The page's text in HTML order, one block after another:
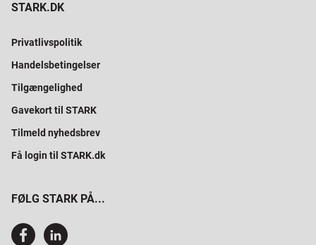
STARK.DK
Privatlivspolitik
Handelsbetingelser
Tilgængelighed
Gavekort til STARK
Tilmeld nyhedsbrev
Få login til STARK.dk
FØLG STARK PÅ...